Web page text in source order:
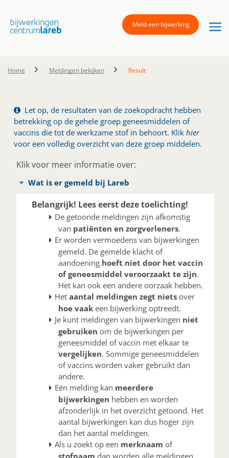
Meld een bijwerking
Home Meldingen bekijken Result
Let op, de resultaten van de zoekopdracht hebben
betrekking op de gehele groep geneesmiddelen of
vaccins die tot de werkzame stof in behoort. Klik hier
voor een volledig overzicht van deze groep middelen.
Klik voor meer informatie over:
Wat is er gemeld bij Lareb
Belangrijk! Lees eerst deze toelichting!
De getoonde meldingen zijn afkomstig
van patiënten en zorgverleners.
Er worden vermoedens van bijwerkingen
gemeld. De gemelde klacht of
aandoening hoeft niet door het vaccin
of geneesmiddel veroorzaakt te zijn.
Het kan ook een andere oorzaak hebben.
Het aantal meldingen zegt nietsover
hoe vaak een bijwerking optreedt.
Je kunt meldingen van bijwerkingen niet
gebruiken om de bijwerkingen per
geneesmiddel of vaccin met elkaar te
vergelijken. Sommige geneesmiddelen
of vaccins worden vaker gebruikt dan
andere.
Eén melding kan meerdere
bijwerkingen hebben en worden
afzonderlijk in het overzicht getoond. Het
aantal bijwerkingen kan dus hoger zijn
dan het aantal meldingen.
Als u zoekt op een merknaam of
stofnaam dan worden alle meldingen